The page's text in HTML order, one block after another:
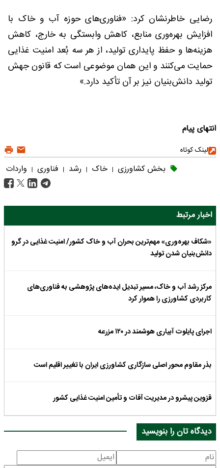
رضایی خاطرنشان کرد: «فناوری‌های حوزه آب و خاک با
افزایش بهره‌وری منابع، کاهش وابستگی به خارج، کاهش
هزینه‌ها و حفظ پایداری تولید، از هر سه بُعد امنیت غذایی
حمایت می‌کنند و این همان موضوعی است که قانون جهش
تولید دانش‌بنیان نیز بر آن تأکید دارد.»
انتهای پیام
لینک کوتاه
بخش کشاورزی | خاک | رشد | فناوری | واردات
اخبار مرتبط
«شکاف بهره‌وری» مهم‌ترین بحران آب و خاک کشور/ امنیت غذایی در گرو
دانش‌بنیان شدن تولید
مرکز رشد آب و خاک، مسیر تبدیل ایده‌های پژوهشی به فناوری‌های
کاربردی کشاورزی را هموار کرد
اجرای پایلوت آبیاری هوشمند در ۱۲۰ مزرعه
بذر مقاوم محور اصلی سازگاری کشاورزی ایران با تغییر اقلیم است
قزوین پیشرو در مدیریت آفات و تأمین امنیت غذایی کشور
دیدگاه تان را بنویسید